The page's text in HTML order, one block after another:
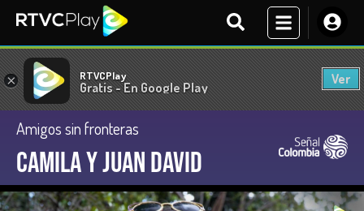
× RTVCPlay
Gratis - En Google Play
Ver
Amigos sin fronteras
Camila y Juan David